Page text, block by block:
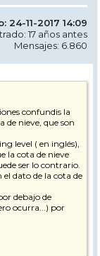
24-11-2017 14:09
17 años antes
Mensajes: 6.860
confundis la
de nieve, que son
level ( en inglés),
la cota de nieve
ser lo contrario.
dato de la cota de
debajo de
ocurra...) por